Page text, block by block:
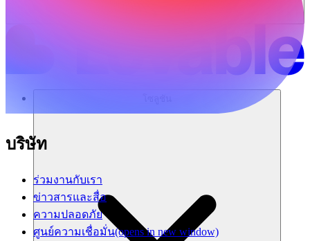
บริษัท
ร่วมงานกับเรา
ข่าวสารและสื่อ
ความปลอดภัย
ศูนย์ความเชื่อมั่น(opens in new window)